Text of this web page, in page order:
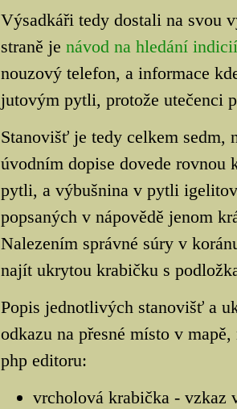
Výsadkáři tedy dostali na svou
straně je návod na hledání indicií
nouzový telefon, a informace
jutovým pytli, protože utečenci
Stanovišť je tedy celkem sedm,
úvodním dopise dovede
pytli, a výbušnina v pytli
popsaných v nápovědě jenom
Nalezením správné súry v
najít ukrytou krabičku s
Popis jednotlivých stanovišť a
odkazu na přesné místo v
php editoru:
vrcholová krabička - vzkaz